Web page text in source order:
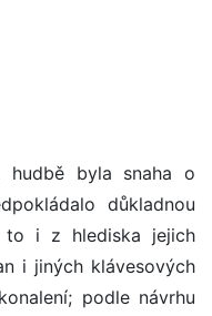
hudbě byla snaha o
důkladnou
to i z hlediska jejich
i jiných klávesových
podle návrhu